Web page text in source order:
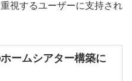
視するユーザーに支持され
ームシアター構築に